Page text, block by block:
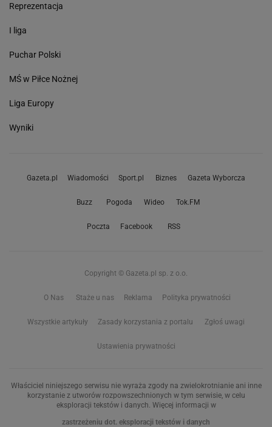
Reprezentacja
I liga
Puchar Polski
MŚ w Piłce Nożnej
Liga Europy
Wyniki
Gazeta.pl Wiadomości Sport.pl Biznes Gazeta Wyborcza
Buzz Pogoda Wideo Tok.FM
Poczta Facebook RSS
Copyright © Gazeta.pl sp. z o.o.
O Nas Staże u nas Reklama Polityka prywatności
Wszystkie artykuły Zasady korzystania z portalu Zgłoś uwagi
Ustawienia prywatności
Właściciel niniejszego serwisu nie wyraża zgody na zwielokrotnianie ani inne
korzystanie z utworów rozpowszechnionych w tym serwisie, w celu
eksploracji tekstów i danych. Więcej informacji w
zastrzeżeniu dot. eksploracji tekstów i danych